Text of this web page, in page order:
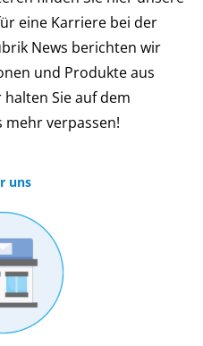
eine Karriere bei der
News berichten wir
und Produkte aus
Sie auf dem
mehr verpassen!
uns